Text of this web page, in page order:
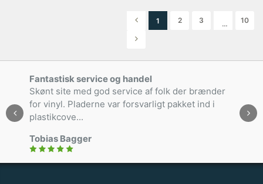
1 2 3 … 10
Fantastisk service og handel
Skønt site med god service af folk der brænder
for vinyl. Pladerne var forsvarligt pakket ind i
plastikcove...
Tobias Bagger